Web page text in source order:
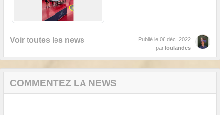
Voir toutes les news Publié le 06 déc. 2022
par loulandes
COMMENTEZ LA NEWS